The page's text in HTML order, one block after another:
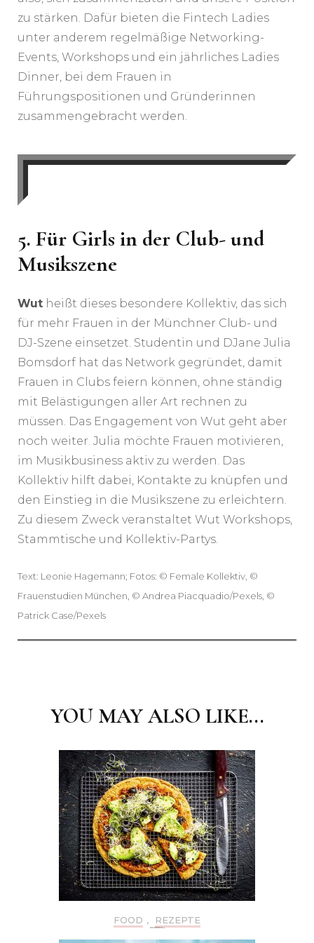
zu stärken. Dafür bieten die Fintech Ladies
unter anderem regelmäßige Networking-
Events, Workshops und ein jährliches Ladies
Dinner, bei dem Frauen in
Führungspositionen und Gründerinnen
zusammengebracht werden.
5. Für Girls in der Club- und
Musikszene
Wut heißt dieses besondere Kollektiv, das sich
für mehr Frauen in der Münchner Club- und
DJ-Szene einsetzet. Studentin und DJane Julia
Bomsdorf hat das Network gegründet, damit
Frauen in Clubs feiern können, ohne ständig
mit Belästigungen aller Art rechnen zu
müssen. Das Engagement von Wut geht aber
noch weiter. Julia möchte Frauen motivieren,
im Musikbusiness aktiv zu werden. Das
Kollektiv hilft dabei, Kontakte zu knüpfen und
den Einstieg in die Musikszene zu erleichtern.
Zu diesem Zweck veranstaltet Wut Workshops,
Stammtische und Kollektiv-Partys.
Text: Leonie Hagemann; Fotos: © Female Kollektiv, ©
Frauenstudien München, © Andrea Piacquadio/Pexels, ©
Patrick Case/Pexels
Navigation
YOU MAY ALSO LIKE...
FOOD , REZEPTE